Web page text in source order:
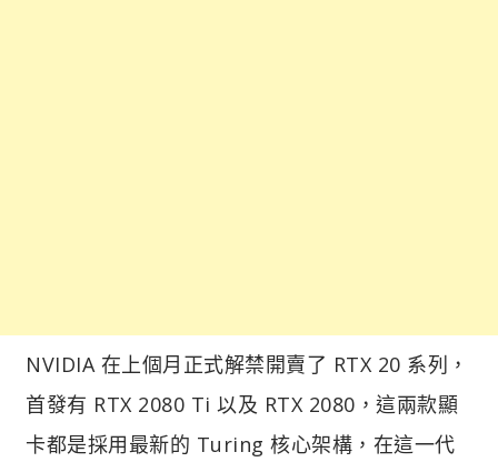
NVIDIA 在上個月正式解禁開賣了 RTX 20 系列，
首發有 RTX 2080 Ti 以及 RTX 2080，這兩款顯
卡都是採用最新的 Turing 核心架構，在這一代